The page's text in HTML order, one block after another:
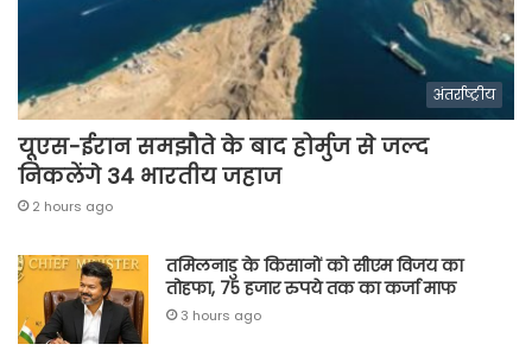
अंतर्राष्ट्रीय
यूएस-ईरान समझौते के बाद होर्मुज से जल्द
निकलेंगे 34 भारतीय जहाज
2 hours ago
तमिलनाडु के किसानों को सीएम विजय का
तोहफा, 75 हजार रुपये तक का कर्जा माफ
3 hours ago